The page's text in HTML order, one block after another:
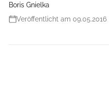
Boris Gnielka
Veröffentlicht am 09.05.2016